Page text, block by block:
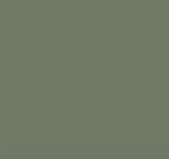
https://germany.econgood.org/